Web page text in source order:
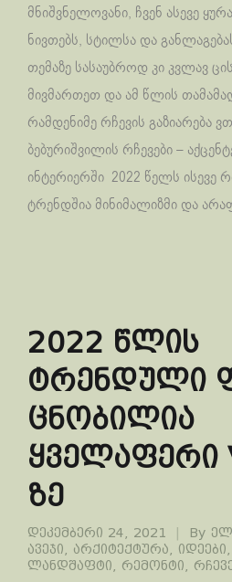
მნიშვნელოვანი, ჩვენ ასევე
ნივთებს, სტილსა და
თემაზე სასაუბროდ კი კვლავ
მივმართეთ და ამ წლის
რამდენიმე რჩევის გაზიარება
ბებურიშვილის რჩევები –
ინტერიერში 2022 წელს ისევე
ტრენდშია მინიმალიზმი და
2022 წლის
ტრენდული
ცნობილია
ყველაფერი
ზე
დეკემბერი 24, 2021 By
ავეჯი
არქიტექტურა იდეები
ლანდშაფტი
რემონტი